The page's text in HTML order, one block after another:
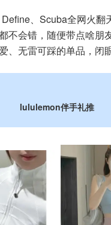
、Scuba全网火翻
不会错，随便带点啥朋
、无雷可踩的单品，闭
lululemon伴手礼推